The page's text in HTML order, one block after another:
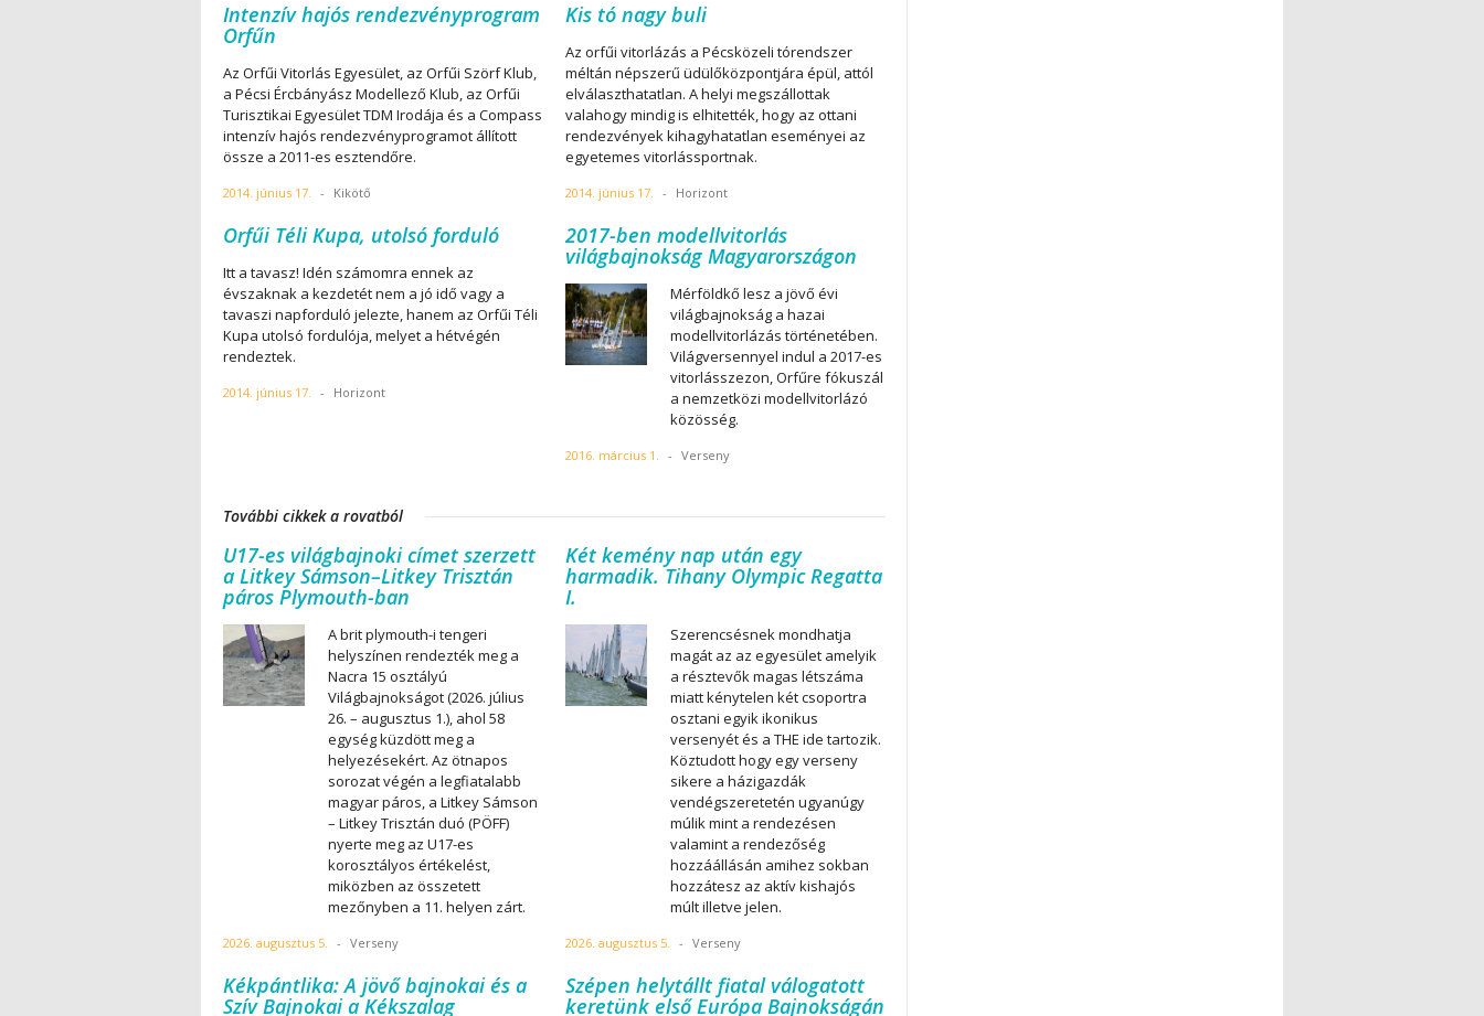
Intenzív hajós rendezvényprogram
Orfűn
Az Orfűi Vitorlás Egyesület, az Orfűi Szörf Klub,
a Pécsi Ércbányász Modellező Klub, az Orfűi
Turisztikai Egyesület TDM Irodája és a Compass
intenzív hajós rendezvényprogramot állított
össze a 2011-es esztendőre.
2014. június 17. - Kikötő
Kis tó nagy buli
Az orfűi vitorlázás a Pécsközeli tórendszer
méltán népszerű üdülőközpontjára épül, attól
elválaszthatatlan. A helyi megszállottak
valahogy mindig is elhitették, hogy az ottani
rendezvények kihagyhatatlan eseményei az
egyetemes vitorlássportnak.
2014. június 17. - Horizont
Orfűi Téli Kupa, utolsó forduló
Itt a tavasz! Idén számomra ennek az
évszaknak a kezdetét nem a jó idő vagy a
tavaszi napforduló jelezte, hanem az Orfűi Téli
Kupa utolsó fordulója, melyet a hétvégén
rendeztek.
2014. június 17. - Horizont
2017-ben modellvitorlás
világbajnokság Magyarországon
Mérföldkő lesz a jövő évi
világbajnokság a hazai
modellvitorlázás történetében.
Világversennyel indul a 2017-es
vitorlásszezon, Orfűre fókuszál
a nemzetközi modellvitorlázó
közösség.
2016. március 1. - Verseny
További cikkek a rovatból
U17-es világbajnoki címet szerzett
a Litkey Sámson–Litkey Trisztán
páros Plymouth-ban
A brit plymouth-i tengeri
helyszínen rendezték meg a
Nacra 15 osztályú
Világbajnokságot (2026. július
26. – augusztus 1.), ahol 58
egység küzdött meg a
helyezésekért. Az ötnapos
sorozat végén a legfiatalabb
magyar páros, a Litkey Sámson
– Litkey Trisztán duó (PÖFF)
nyerte meg az U17-es
korosztályos értékelést,
miközben az összetett
mezőnyben a 11. helyen zárt.
2026. augusztus 5. - Verseny
Két kemény nap után egy
harmadik. Tihany Olympic Regatta
I.
Szerencsésnek mondhatja
magát az az egyesület amelyik
a résztevők magas létszáma
miatt kénytelen két csoportra
osztani egyik ikonikus
versenyét és a THE ide tartozik.
Köztudott hogy egy verseny
sikere a házigazdák
vendégszeretetén ugyanúgy
múlik mint a rendezésen
valamint a rendezőség
hozzáállásán amihez sokban
hozzátesz az aktív kishajós
múlt illetve jelen.
2026. augusztus 5. - Verseny
Kékpántlika: A jövő bajnokai és a
Szív Bajnokai a Kékszalag
Szépen helytállt fiatal válogatott
keretünk első Európa Bajnokságán